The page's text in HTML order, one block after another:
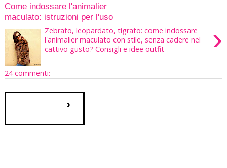
Come indossare l'animalier
maculato: istruzioni per l'uso
›
Zebrato, leopardato, tigrato: come indossare
l'animalier maculato con stile, senza cadere nel
cattivo gusto? Consigli e idee outfit
24 commenti:
›